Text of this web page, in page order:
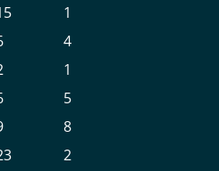
1
4
1
5
8
2